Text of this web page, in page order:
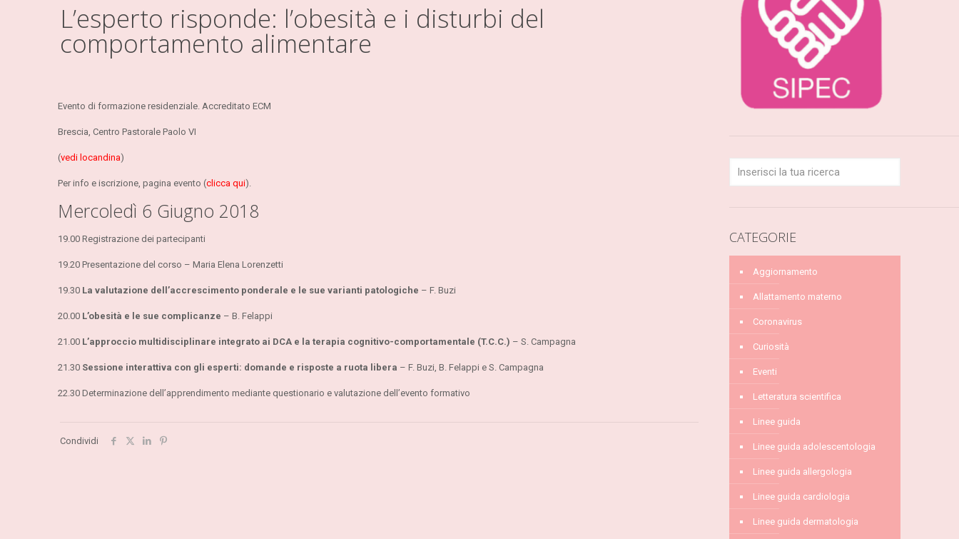
L’esperto risponde: l’obesità e i disturbi del
comportamento alimentare
Evento di formazione residenziale. Accreditato ECM
Brescia, Centro Pastorale Paolo VI
(vedi locandina)
Per info e iscrizione, pagina evento (clicca qui).
Mercoledì 6 Giugno 2018
19.00 Registrazione dei partecipanti
19.20 Presentazione del corso – Maria Elena Lorenzetti
19.30 La valutazione dell’accrescimento ponderale e le sue varianti patologiche – F. Buzi
20.00 L’obesità e le sue complicanze – B. Felappi
21.00 L’approccio multidisciplinare integrato ai DCA e la terapia cognitivo-comportamentale (T.C.C.) – S. Campagna
21.30 Sessione interattiva con gli esperti: domande e risposte a ruota libera – F. Buzi, B. Felappi e S. Campagna
22.30 Determinazione dell’apprendimento mediante questionario e valutazione dell’evento formativo
Condividi
CATEGORIE
Aggiornamento
Allattamento materno
Coronavirus
Curiosità
Eventi
Letteratura scientifica
Linee guida
Linee guida adolescentologia
Linee guida allergologia
Linee guida cardiologia
Linee guida dermatologia